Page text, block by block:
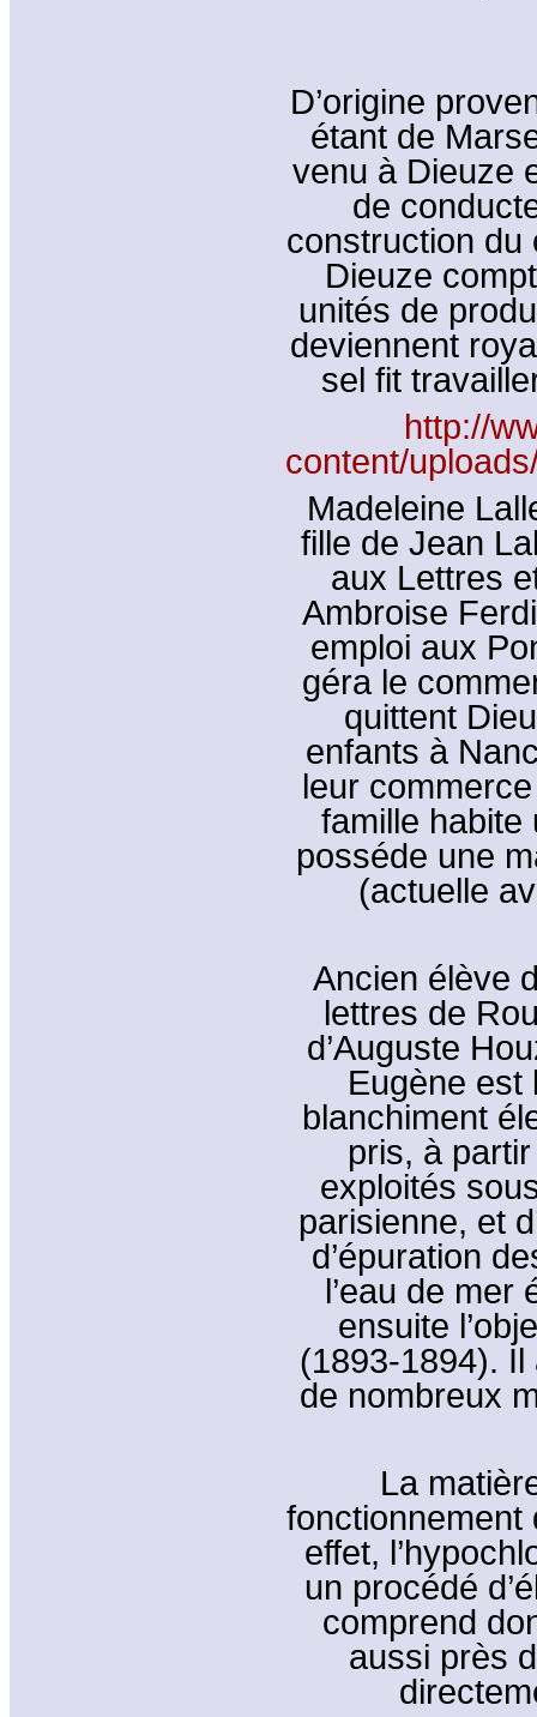
D’origine
étant de
venu à Dieuze
de
construction du
Dieuze
unités de
deviennent
sel fit
http://
content/
Madeleine
fille de Jean
aux Lettres
Ambroise
emploi aux
géra le
quittent
enfants à
leur
famille habite
posséde une
(actuelle
Ancien élève
lettres de
d’Auguste
Eugène est
blanchiment
pris, à
exploités
parisienne, et
d’épuration
l’eau de mer
ensuite
(1893-1894).
de nombreux
La
fonctionnement
effet,
un procédé
comprend
aussi près